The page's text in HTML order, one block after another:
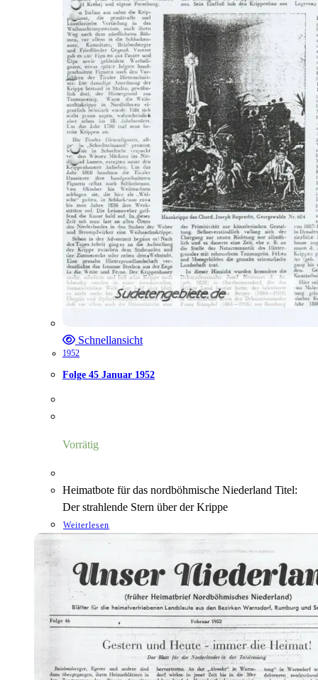
Schnellansicht
1952
Folge 45 Januar 1952
Vorrätig
Heimatbote für das nordböhmische Niederland Titel:
Der strahlende Stern über der Krippe
Weiterlesen